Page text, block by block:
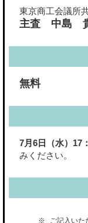
東京商工会議所
主査 中島
無料
7月6日（水）17
みください。
ご記入いた